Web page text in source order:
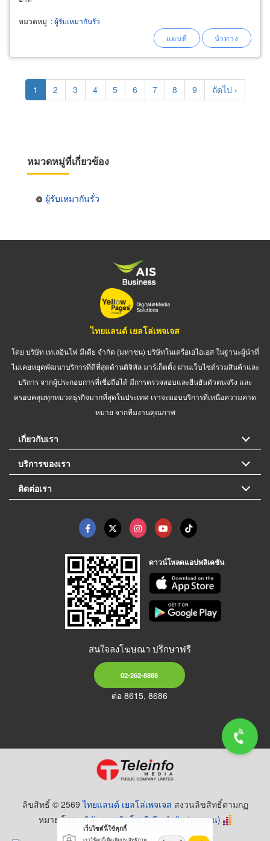
หมวดหมู่ :ผู้รับเหมากันรั่ว
Pagination
Current
page
1 Page
2 Page
3 Page
4 Page
5 Page
6 Page
7 Page
8 Page
9
Next
page
ถัดไป ›
หมวดหมู่ที่เกี่ยวข้อง
ผู้รับเหมากันรั่ว
ไทยแลนด์ เยลโล่เพจเจส
โดย บริษัท เทเลอินโฟ มีเดีย จำกัด (มหาชน) บริษัทในเครือเอไอเอส ในฐานะผู้นำที่
ไม่เคยหยุดพัฒนาบริการที่ดีที่สุดด้านดิจิทัล มาร์เก็ตติ้ง ผ่านเว็บไซต์รวมสินค้าและ
บริการ จากผู้ประกอบการที่เชื่อถือได้ มีการตรวจสอบและยืนยันตัวตนจริง และ
ครอบคลุมทุกหมวดธุรกิจมากที่สุดในประเทศ เราจะมอบบริการที่เหนือความคาด
หมาย จากทีมงานคุณภาพ
เกี่ยวกับเรา
บริการของเรา
ติดต่อเรา
ดาวน์โหลดแอปพลิเคชัน
สนใจลงโฆษณา ปรึกษาฟรี
02-262-8888
ต่อ 8615, 8686
ลิขสิทธิ์ © 2569ไทยแลนด์ เยลโล่เพจเจส สงวนลิขสิทธิ์ตามกฏ
หมาย โดยบริษัท เทเลอินโฟ มีเดีย จำกัด (มหาชน)
เว็บไซต์นี้ใช้คุกกี้
เราใช้คุกกี้เพื่อเพิ่มประสิทธิภาพ